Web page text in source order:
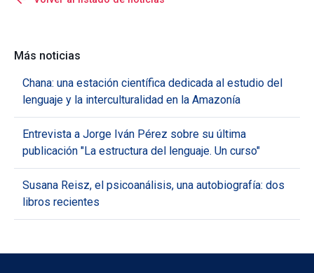
Más noticias
Chana: una estación científica dedicada al estudio del
lenguaje y la interculturalidad en la Amazonía
Entrevista a Jorge Iván Pérez sobre su última
publicación "La estructura del lenguaje. Un curso"
Susana Reisz, el psicoanálisis, una autobiografía: dos
libros recientes